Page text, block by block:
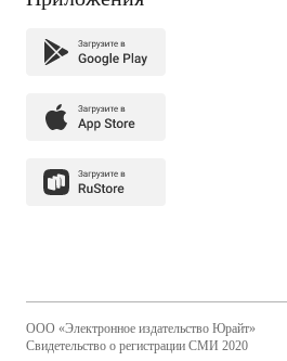
ООО «Электронное издательство Юрайт»
Свидетельство о регистрации СМИ 2020